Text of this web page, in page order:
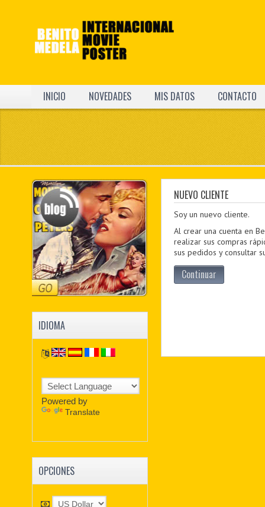
INICIO NOVEDADES MIS DATOS CONTACTO
NUEVO CLIENTE
Soy un nuevo cliente.
Al crear una cuenta en
realizar sus compras
sus pedidos y consultar
Continuar
IDIOMA
Powered by
Translate
OPCIONES